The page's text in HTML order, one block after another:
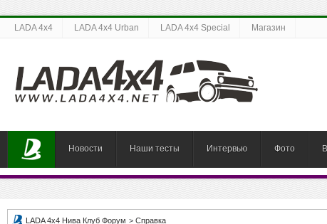
LADA 4x4 LADA 4x4 Urban LADA 4x4 Special Магазин
Новости Наши тесты Интервью Фото
LADA 4x4 Нива Клуб Форум > Справка